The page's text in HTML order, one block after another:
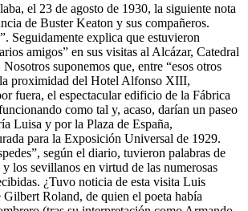
el 23 de agosto de 1930, la siguiente nota
de Buster Keaton y sus compañeros.
Seguidamente explica que estuvieron
amigos” en sus visitas al Alcázar, Catedral
suponemos que, entre “esos otros
proximidad del Hotel Alfonso XIII,
fuera, el espectacular edificio de la Fábrica
como tal y, acaso, darían un paseo
Luisa y por la Plaza de España,
para la Exposición Universal de 1929.
según el diario, tuvieron palabras de
los sevillanos en virtud de las numerosas
¿Tuvo noticia de esta visita Luis
Gilbert Roland, de quien el poeta había